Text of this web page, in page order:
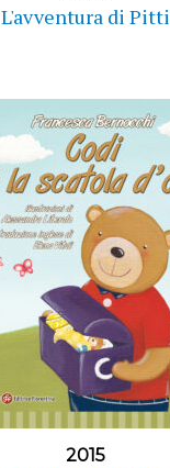
L'avventura di Pitti
2015